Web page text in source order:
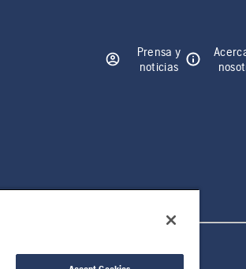
Prensa y
noticias